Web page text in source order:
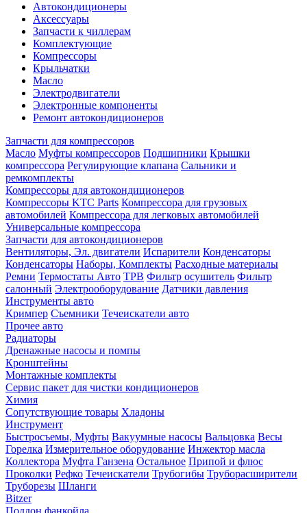
Автокондиционеры
Аксессуары
Запчасти к чиллерам
Комплектующие
Компрессоры
Крыльчатки
Масло
Электродвигатели
Электронные компоненты
Ремонт автокондиционеров
Запчасти для компрессоров
Масло Муфты компрессоров Подшипники Крышки
компрессора Регулирующие клапана Сальники и
ремкомплекты
Компрессоры для автокондиционеров
Компрессоры KTC Parts Компрессора для грузовых
автомобилей Компрессора для легковых автомобилей
Универсальные компрессора
Запчасти для автокондиционеров
Вентиляторы, Эл. двигатели Испарители Конденсаторы
Конденсаторы Наборы, Комплекты Расходные материалы
Ремни Термостаты Авто ТРВ Фильтр осушитель Фильтр
салонный Электрооборудование Датчики давления
Инструменты авто
Кримпер Съемники Течеискатели авто
Прочее авто
Радиаторы
Дренажные насосы и помпы
Кронштейны
Монтажные комплекты
Сервис пакет для чистки кондиционеров
Химия
Сопутствующие товары Хладоны
Инструмент
Быстросъемы, Муфты Вакуумные насосы Вальцовка Весы
Горелка Измерительное оборудование Инжектор масла
Коллектора Муфта Ганзена Остальное Припой и флюс
Проколки Рефко Течеискатели Трубогибы Труборасширители
Труборезы Шланги
Bitzer
Поддон фанкойла